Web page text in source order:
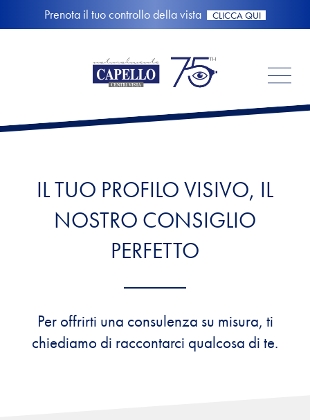
Prenota il tuo controllo della vista CLICCA QUI
IL TUO PROFILO VISIVO, IL
NOSTRO CONSIGLIO
PERFETTO
Per offrirti una consulenza su misura, ti
chiediamo di raccontarci qualcosa di te.